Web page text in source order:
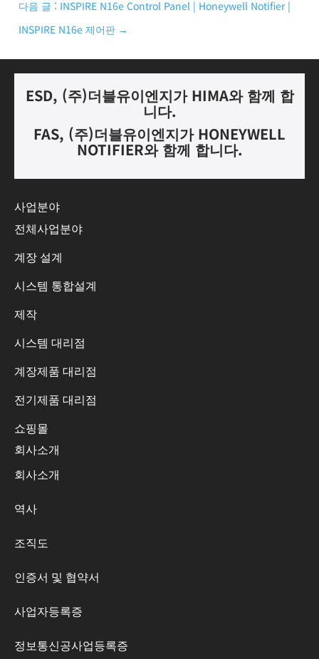
다음 글 : INSPIRE N16e Control Panel | Honeywell Notifier |
INSPIRE N16e 제어판 →
ESD, (주)더블유이엔지가 HIMA와 함께 합
니다.
FAS, (주)더블유이엔지가 HONEYWELL
NOTIFIER와 함께 합니다.
사업분야
전체사업분야
계장 설계
시스템 통합설계
제작
시스템 대리점
계장제품 대리점
전기제품 대리점
쇼핑몰
회사소개
회사소개
역사
조직도
인증서 및 협약서
사업자등록증
정보통신공사업등록증